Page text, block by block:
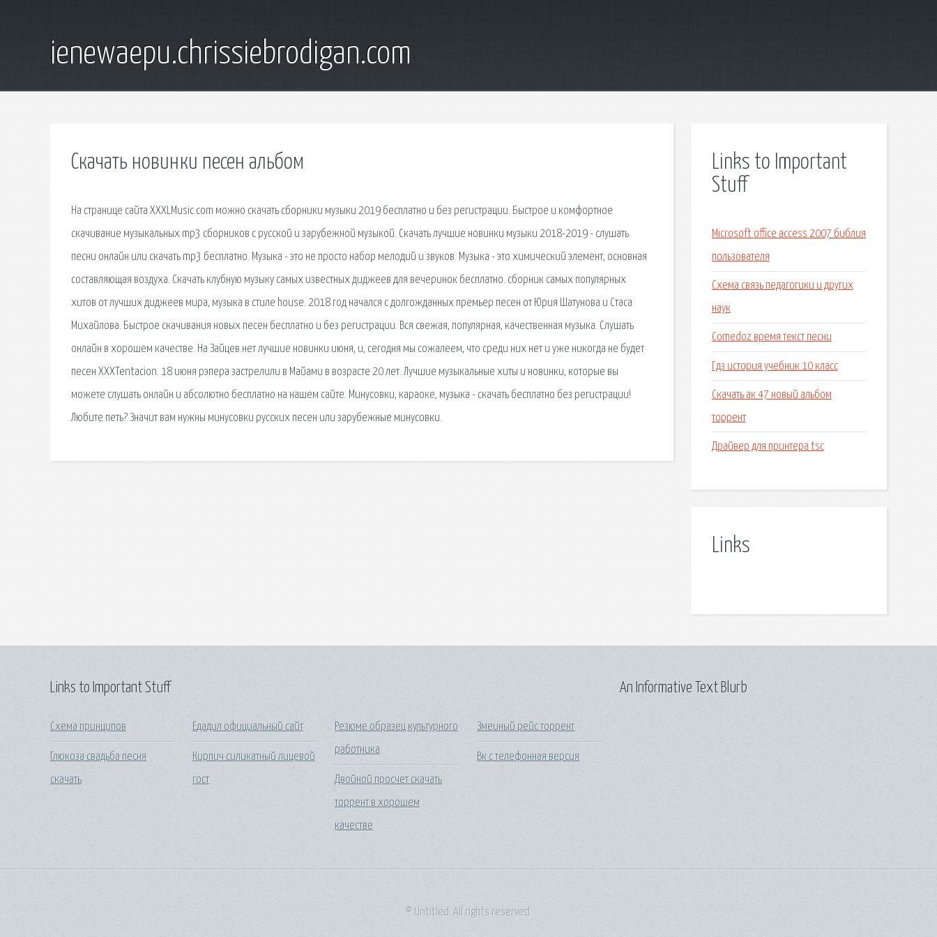
ienewaepu.chrissiebrodigan.com
Скачать новинки песен альбом
На странице сайта XXXLMusic.com можно скачать сборники музыки 2019 бесплатно и без регистрации. Быстрое и комфортное
скачивание музыкальных mp3 сборников с русской и зарубежной музыкой. Скачать лучшие новинки музыки 2018-2019 - слушать
песни онлайн или скачать mp3 бесплатно. Музыка - это не просто набор мелодий и звуков. Музыка - это химический элемент, основная
составляющая воздуха. Скачать клубную музыку самых известных диджеев для вечеринок бесплатно. сборник самых популярных
хитов от лучших диджеев мира, музыка в стиле house. 2018 год начался с долгожданных премьер песен от Юрия Шатунова и Стаса
Михайлова. Быстрое скачивания новых песен бесплатно и без регистрации. Вся свежая, популярная, качественная музыка. Слушать
онлайн в хорошем качестве. На Зайцев.нет лучшие новинки июня, и, сегодня мы сожалеем, что среди них нет и уже никогда не будет
песен XXXTentacion. 18 июня рэпера застрелили в Майами в возрасте 20 лет. Лучшие музыкальные хиты и новинки, которые вы
можете слушать онлайн и абсолютно бесплатно на нашем сайте. Минусовки, караоке, музыка - скачать бесплатно без регистрации!
Любите петь? Значит вам нужны минусовки русских песен или зарубежные минусовки.
Links to Important
Stuff
Microsoft office access 2007 библия
пользователя
Схема связь педагогики и других
наук
Comedoz время текст песни
Гдз история учебник 10 класс
Скачать ак 47 новый альбом
торрент
Драйвер для принтера tsc
Links
Links to Important Stuff
Схема принципов
Глюкоза свадьба песня
скачать
Едадил официальный сайт
Кирпич силикатный лицевой
гост
Резюме образец культурного
работника
Двойной просчет скачать
торрент в хорошем
качестве
Змеиный рейс торрент
Вк с телефонная версия
An Informative Text Blurb
© Untitled. All rights reserved.